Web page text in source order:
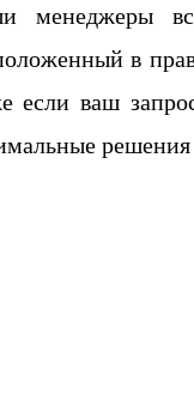
менеджеры
в
если ваш
решения